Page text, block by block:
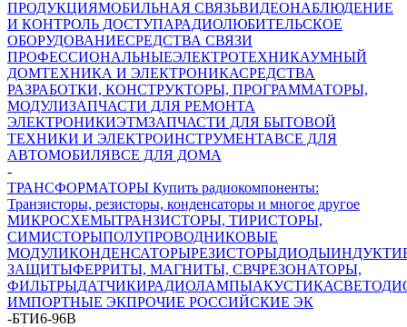
ПРОДУКЦИЯМОБИЛЬНАЯ СВЯЗЬВИДЕОНАБЛЮДЕНИЕ
И КОНТРОЛЬ ДОСТУПАРАДИОЛЮБИТЕЛЬСКОЕ
ОБОРУДОВАНИЕСРЕДСТВА СВЯЗИ
ПРОФЕССИОНАЛЬНЫЕЭЛЕКТРОТЕХНИКАУМНЫЙ
ДОМТЕХНИКА И ЭЛЕКТРОНИКАСРЕДСТВА
РАЗРАБОТКИ, КОНСТРУКТОРЫ, ПРОГРАММАТОРЫ,
МОДУЛИЗАПЧАСТИ ДЛЯ РЕМОНТА
ЭЛЕКТРОНИКИЭТМЗАПЧАСТИ ДЛЯ БЫТОВОЙ
ТЕХНИКИ И ЭЛЕКТРОИНСТРУМЕНТАВСЕ ДЛЯ
АВТОМОБИЛЯВСЕ ДЛЯ ДОМА
-
ТРАНСФОРМАТОРЫ Купить радиокомпоненты:
Транзисторы, резисторы, конденсаторы и многое другое
МИКРОСХЕМЫТРАНЗИСТОРЫ, ТИРИСТОРЫ,
СИМИСТОРЫПОЛУПРОВОДНИКОВЫЕ
МОДУЛИКОНДЕНСАТОРЫРЕЗИСТОРЫДИОДЫ
ЗАЩИТЫФЕРРИТЫ, МАГНИТЫ, СВЧРЕЗОНАТОРЫ,
ФИЛЬТРЫДАТЧИКИРАДИОЛАМПЫАКУСТИКА
ИМПОРТНЫЕ ЭКПРОЧИЕ РОССИЙСКИЕ ЭК
-БТИ6-96В